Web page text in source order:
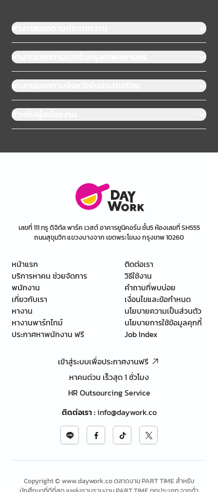
หางานแยกตามประเภทงาน
หางานแยกตามเขตในกรุงเทพมหานคร
หางานแยกตามจังหวัดในประเทศไทย
สำหรับผู้สมัครงาน
เลขที่ 111 ทรู ดิจิทัล พาร์ค เวสต์ อาคารยูนิคอร์น ชั้น5 ห้องเลขที่ SH555
ถนนสุขุมวิท แขวงบางจาก เขตพระโขนง กรุงเทพ 10260
หน้าแรก
บริการหาคน ช่วยจัดการ
พนักงาน
เกี่ยวกับเรา
หางาน
หางานพาร์ทไทม์
ประกาศหาพนักงาน ฟรี
ติดต่อเรา
วิธีใช้งาน
คำถามที่พบบ่อย
เงื่อนไขและข้อกำหนด
นโยบายความเป็นส่วนตัว
นโยบายการใช้ข้อมูลคุกกี้
Job Index
เข้าสู่ระบบเพื่อประกาศงานฟรี
หาคนด่วน เร็วสุด 1 ชั่วโมง
HR Outsourcing Service
ติดต่อเรา:info@daywork.co
Copyright © www.daywork.co ตลาดงาน PART TIME สำหรับ